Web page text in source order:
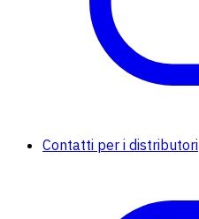
Contatti per i distributori